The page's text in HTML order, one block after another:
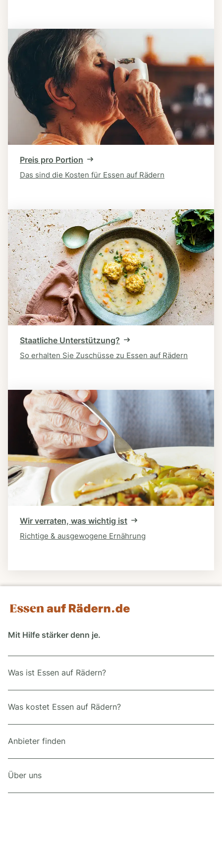
Preis pro Portion
Das sind die Kosten für Essen auf Rädern
Staatliche Unterstützung?
So erhalten Sie Zuschüsse zu Essen auf Rädern
Wir verraten, was wichtig ist
Richtige & ausgewogene Ernährung
Mit Hilfe stärker denn je.
Was ist Essen auf Rädern?
Was kostet Essen auf Rädern?
Anbieter finden
Über uns